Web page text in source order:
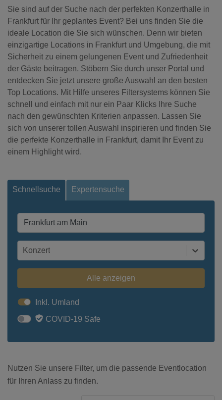
Sie sind auf der Suche nach der perfekten Konzerthalle in
Frankfurt für Ihr geplantes Event? Bei uns finden Sie die
ideale Location die Sie sich wünschen. Denn wir bieten
einzigartige Locations in Frankfurt und Umgebung, die mit
Sicherheit zu einem gelungenen Event und Zufriedenheit
der Gäste beitragen. Stöbern Sie durch unser Portal und
entdecken Sie jetzt unsere große Auswahl an den besten
Top Locations. Mit Hilfe unseres Filtersystems können Sie
schnell und einfach mit nur ein Paar Klicks Ihre Suche
nach den gewünschten Kriterien anpassen. Lassen Sie
sich von unserer tollen Auswahl inspirieren und finden Sie
die perfekte Konzerthalle in Frankfurt, damit Ihr Event zu
einem Highlight wird.
Schnellsuche Expertensuche
Konzert
Alle anzeigen
Inkl. Umland
COVID-19 Safe
Nutzen Sie unsere Filter, um die passende Eventlocation
für Ihren Anlass zu finden.